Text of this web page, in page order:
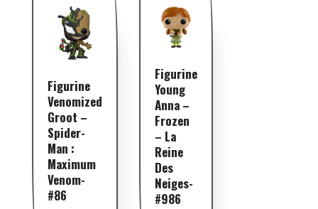
Figurine
Venomized
Groot –
Spider-
Man :
Maximum
Venom-
#86
Figurine
Young
Anna –
Frozen
– La
Reine
Des
Neiges-
#986